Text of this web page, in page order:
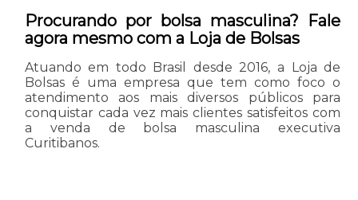
Procurando por bolsa masculina? Fale
agora mesmo com a Loja de Bolsas
Atuando em todo Brasil desde 2016, a Loja de
Bolsas é uma empresa que tem como foco o
atendimento aos mais diversos públicos para
conquistar cada vez mais clientes satisfeitos com
a venda de bolsa masculina executiva
Curitibanos.